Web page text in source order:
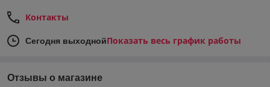
Контакты
Сегодня выходнойПоказать весь график работы
Отзывы о магазине